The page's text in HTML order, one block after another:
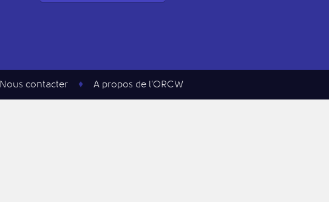
Nous contacter A propos de l’ORCW